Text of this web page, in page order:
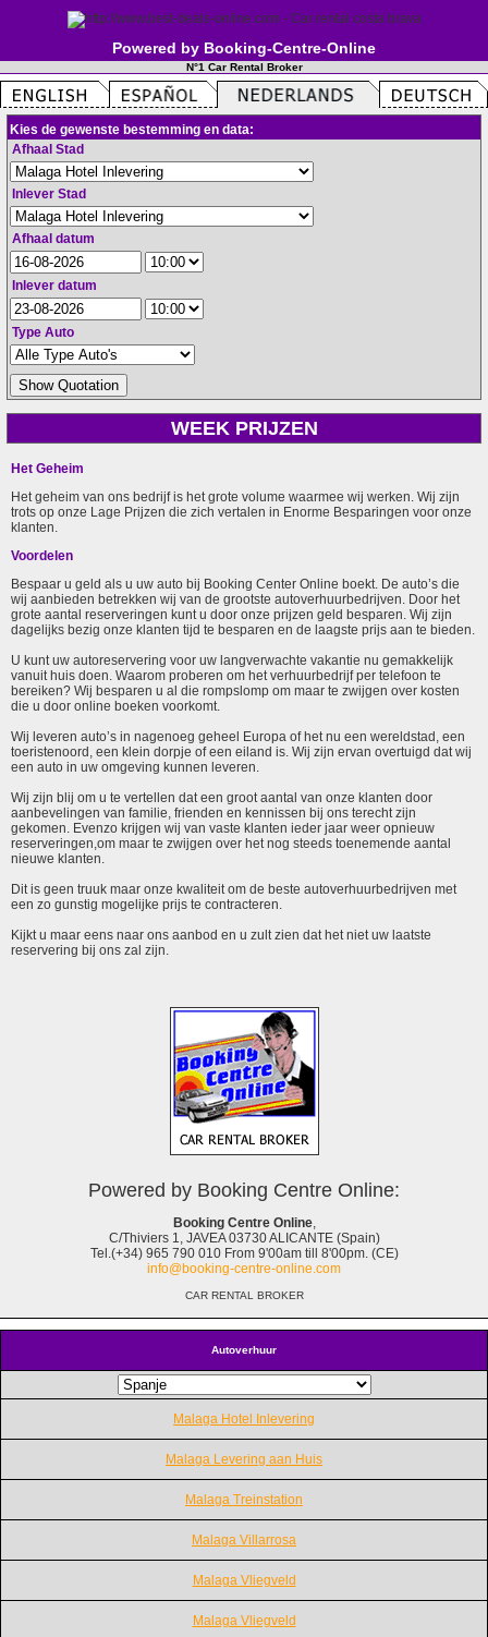
Powered by Booking-Centre-Online
N°1 Car Rental Broker
Autoverhuur
Malaga Hotel Inlevering
Malaga Levering aan Huis
Malaga Treinstation
Malaga Villarrosa
Malaga Vliegveld
Malaga Vliegveld
Kies de gewenste bestemming en data:
Afhaal Stad
Inlever Stad
Afhaal datum
Inlever datum
Type Auto
WEEK PRIJZEN
Het Geheim
Het geheim van ons bedrijf is het grote volume waarmee wij werken. Wij zijn
trots op onze Lage Prijzen die zich vertalen in Enorme Besparingen voor onze
klanten.
Voordelen
Bespaar u geld als u uw auto bij Booking Center Online boekt. De auto’s die
wij aanbieden betrekken wij van de grootste autoverhuurbedrijven. Door het
grote aantal reserveringen kunt u door onze prijzen geld besparen. Wij zijn
dagelijks bezig onze klanten tijd te besparen en de laagste prijs aan te bieden.
U kunt uw autoreservering voor uw langverwachte vakantie nu gemakkelijk
vanuit huis doen. Waarom proberen om het verhuurbedrijf per telefoon te
bereiken? Wij besparen u al die rompslomp om maar te zwijgen over kosten
die u door online boeken voorkomt.
Wij leveren auto’s in nagenoeg geheel Europa of het nu een wereldstad, een
toeristenoord, een klein dorpje of een eiland is. Wij zijn ervan overtuigd dat wij
een auto in uw omgeving kunnen leveren.
Wij zijn blij om u te vertellen dat een groot aantal van onze klanten door
aanbevelingen van familie, frienden en kennissen bij ons terecht zijn
gekomen. Evenzo krijgen wij van vaste klanten ieder jaar weer opnieuw
reserveringen,om maar te zwijgen over het nog steeds toenemende aantal
nieuwe klanten.
Dit is geen truuk maar onze kwaliteit om de beste autoverhuurbedrijven met
een zo gunstig mogelijke prijs te contracteren.
Kijkt u maar eens naar ons aanbod en u zult zien dat het niet uw laatste
reservering bij ons zal zijn.
Powered by Booking Centre Online:
Booking Centre Online,
C/Thiviers 1, JAVEA 03730 ALICANTE (Spain)
Tel.(+34) 965 790 010 From 9'00am till 8'00pm. (CE)
info@booking-centre-online.com
CAR RENTAL BROKER